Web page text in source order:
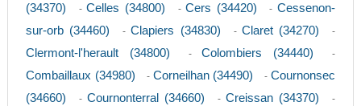
(34370)
-Celles (34800) -Cers (34420) -Cessenon-
sur-orb (34460)
-Clapiers (34830) - Claret (34270) -
Clermont-l'herault (34800) -Colombiers (34440) -
Combaillaux (34980) - Corneilhan (34490) -Cournonsec
(34660)
- Cournonterral (34660) -Creissan (34370) -